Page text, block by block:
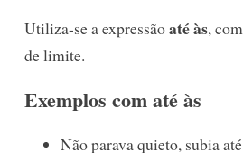
Utiliza-se a expressãoaté às,
de limite.
Exemplos com até às
Não parava quieto, subia